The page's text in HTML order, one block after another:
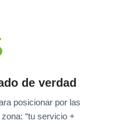
de verdad
posicionar por las
“tu servicio +